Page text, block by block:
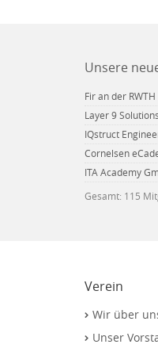
Unsere
Fir an der RWTH
Layer 9 Solutions
IQstruct
Cornelsen
ITA Academy
Gesamt: 115
Verein
Wir über
Unser